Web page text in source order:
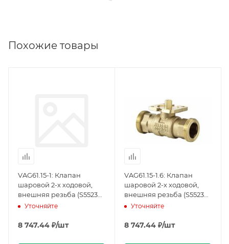
Похожие товары
VAG61.15-1: Клапан
шаровой 2-х ходовой,
внешняя резьба (S55230-
V100), Siemens
Уточняйте
8 747.44 ₽/шт
VAG61.15-1.6: Клапан
шаровой 2-х ходовой,
внешняя резьба (S55230-
V101), Siemens
Уточняйте
8 747.44 ₽/шт